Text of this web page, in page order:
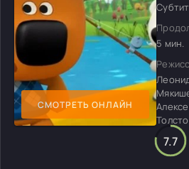
СМОТРЕТЬ ОНЛАЙН
5 мин.
7.7